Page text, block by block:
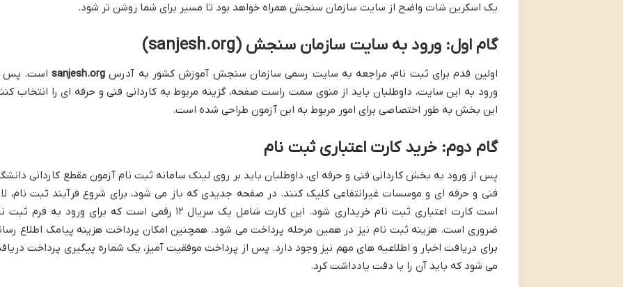
یک اسکرین شات واضح از سایت سازمان سنجش همراه خواهد بود تا مسیر برای شما روشن تر شود.
گام اول: ورود به سایت سازمان سنجش (sanjesh.org)
اولین قدم برای ثبت نام، مراجعه به سایت رسمی سازمان سنجش آموزش کشور به آدرس sanjesh.orgاست. پس
ورود به این سایت، داوطلبان باید از منوی سمت راست صفحه، گزینه مربوط به کاردانی فنی و حرفه ای را انتخاب
این بخش به طور اختصاصی برای امور مربوط به این آزمون طراحی شده است.
گام دوم: خرید کارت اعتباری ثبت نام
پس از ورود به بخش کاردانی فنی و حرفه ای، داوطلبان باید بر روی لینک سامانه ثبت نام آزمون مقطع کاردانی
فنی و حرفه ای و موسسات غیرانتفاعی کلیک کنند. در صفحه جدیدی که باز می شود، برای شروع فرآیند ثبت نام،
است کارت اعتباری ثبت نام خریداری شود. این کارت شامل یک سریال ۱۲ رقمی است که برای ورود به فرم
ضروری است. هزینه ثبت نام نیز در همین مرحله پرداخت می شود. همچنین امکان پرداخت هزینه پیامک اطلاع
برای دریافت اخبار و اطلاعیه های مهم نیز وجود دارد. پس از پرداخت موفقیت آمیز، یک شماره پیگیری پرداخت
می شود که باید آن را با دقت یادداشت کرد.